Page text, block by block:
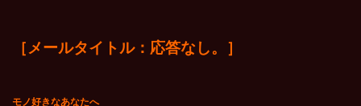
［メールタイトル：応答なし。］
モノ好きなあなたへ